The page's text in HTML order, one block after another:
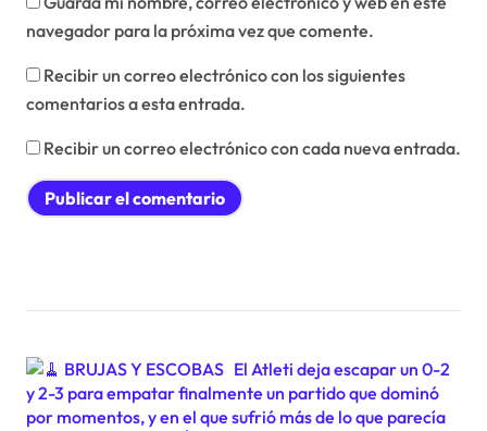
navegador para la próxima vez que comente.
Recibir un correo electrónico con los siguientes
comentarios a esta entrada.
Recibir un correo electrónico con cada nueva entrada.